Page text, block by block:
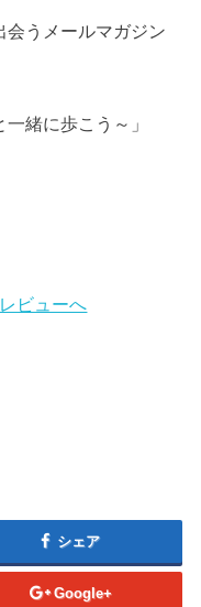
うメールマガジン
緒に歩こう～」
シェア
Google+